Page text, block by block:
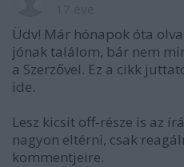
Üdv! Már hónapok óta
jónak találom, bár nem
a Szerzővel. Ez a cikk
ide.
Lesz kicsit off-része is az
nagyon eltérni, csak
kommentjeire.